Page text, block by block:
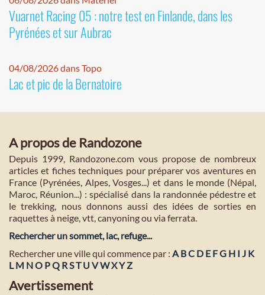
Vuarnet Racing 05 : notre test en Finlande, dans les
Pyrénées et sur Aubrac
04/08/2026 dans Topo
Lac et pic de la Bernatoire
A propos de Randozone
Depuis 1999, Randozone.com vous propose de nombreux
articles et fiches techniques pour préparer vos aventures en
France (Pyrénées, Alpes, Vosges...) et dans le monde (Népal,
Maroc, Réunion...) : spécialisé dans la randonnée pédestre et
le trekking, nous donnons aussi des idées de sorties en
raquettes à neige, vtt, canyoning ou via ferrata.
Rechercher un sommet, lac, refuge...
Rechercher une ville qui commence par : A BC D E FG H I J K
L M NO PQ RST U VWXYZ
Avertissement